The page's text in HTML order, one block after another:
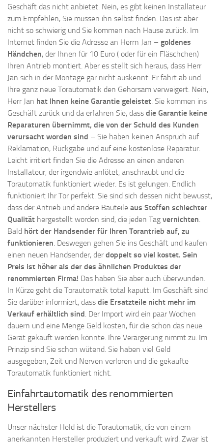
Geschäft das nicht anbietet. Nein, es gibt keinen Installateur
zum Empfehlen, Sie müssen ihn selbst finden. Das ist aber
nicht so schwierig und Sie kommen nach Hause zurück. Im
Internet finden Sie die Adresse an Herrn Jan – goldenes
Händchen, der Ihnen für 10 Euro ( oder für ein Fläschchen)
Ihren Antrieb montiert. Aber es stellt sich heraus, dass Herr
Jan sich in der Montage gar nicht auskennt. Er fährt ab und
Ihre ganz neue Torautomatik den Gehorsam verweigert. Nein,
Herr Jan hat Ihnen keine Garantie geleistet . Sie kommen ins
Geschäft zurück und da erfahren Sie, dass die Garantie keine
Reparaturen übernimmt, die von der Schuld des Kunden
verursacht worden sind – Sie haben keinen Anspruch auf
Reklamation, Rückgabe und auf eine kostenlose Reparatur.
Leicht irritiert finden Sie die Adresse an einen anderen
Installateur, der irgendwie anlötet, anschraubt und die
Torautomatik funktioniert wieder. Es ist gelungen. Endlich
funktioniert Ihr Tor perfekt. Sie sind sich dessen nicht bewusst,
dass der Antrieb und andere Bauteile aus Stoffen schlechter
Qualität hergestellt worden sind, die jeden Tag vernichten
Bald hört der Handsender für Ihren Torantrieb auf, zu
funktionieren . Deswegen gehen Sie ins Geschäft und kaufen
einen neuen Handsender, derdoppelt so viel kostet. Sein
Preis ist höher als der des ähnlichen Produktes der
renommierten Firma! Das haben Sie aber auch überwunden.
In Kürze geht die Torautomatik total kaputt. Im Geschäft sind
Sie darüber informiert, dass die Ersatzteile nicht mehr im
Verkauf erhältlich sind . Der Import wird ein paar Wochen
dauern und eine Menge Geld kosten, für die schon das neue
Gerät gekauft werden könnte. Ihre Verärgerung nimmt zu. Im
Prinzip sind Sie schon wütend. Sie haben viel Geld
ausgegeben, Zeit und Nerven verloren und die gekaufte
Torautomatik funktioniert nicht.
Einfahrtautomatik des renommierten
Herstellers
Unser nächster Held ist die Torautomatik, die von einem
anerkannten Hersteller produziert und verkauft wird. Zwar ist